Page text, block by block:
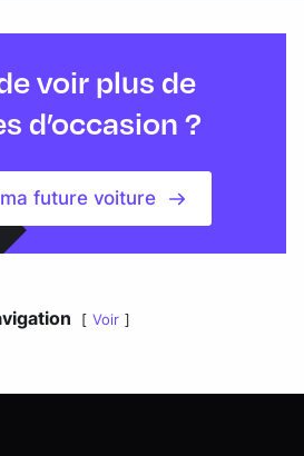
voir plus de
d’occasion ?
future voiture
Voir